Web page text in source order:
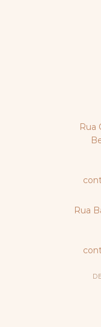
Rua
Rua